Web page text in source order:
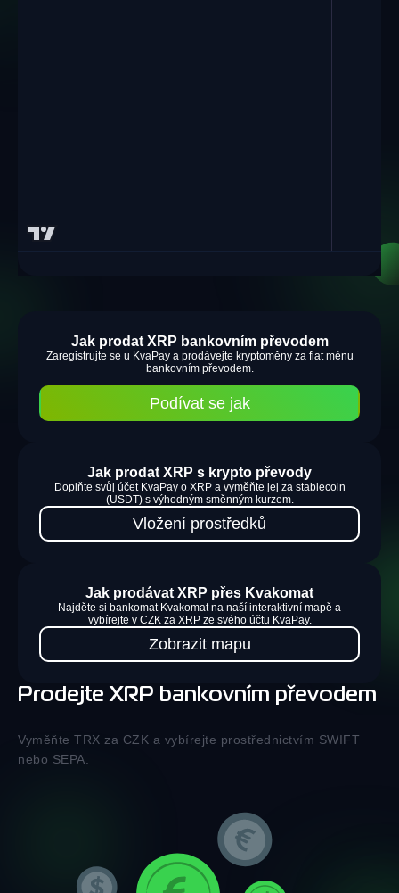
Prodejte XRP bankovním převodem
Vyměňte TRX za CZK a vybírejte prostřednictvím SWIFT
nebo SEPA.
Jak prodat XRP bankovním převodem
Zaregistrujte se u KvaPay a prodávejte kryptoměny za fiat měnu
bankovním převodem.
Podívat se jak
Jak prodat XRP s krypto převody
Doplňte svůj účet KvaPay o XRP a vyměňte jej za stablecoin
(USDT) s výhodným směnným kurzem.
Vložení prostředků
Jak prodávat XRP přes Kvakomat
Najděte si bankomat Kvakomat na naší interaktivní mapě a
vybírejte v CZK za XRP ze svého účtu KvaPay.
Zobrazit mapu